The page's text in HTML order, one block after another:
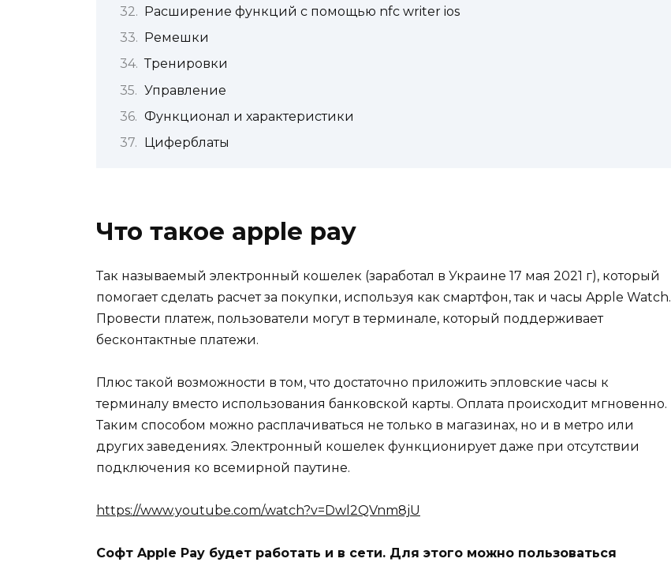
Расширение функций с помощью nfc writer ios
Ремешки
Тренировки
Управление
Функционал и характеристики
Циферблаты
Что такое apple pay
Так называемый электронный кошелек (заработал в Украине 17 мая 2021 г), который
помогает сделать расчет за покупки, используя как смартфон, так и часы Apple Watch.
Провести платеж, пользователи могут в терминале, который поддерживает
бесконтактные платежи.
Плюс такой возможности в том, что достаточно приложить эпловские часы к
терминалу вместо использования банковской карты. Оплата происходит мгновенно.
Таким способом можно расплачиваться не только в магазинах, но и в метро или
других заведениях. Электронный кошелек функционирует даже при отсутствии
подключения ко всемирной паутине.
https://www.youtube.com/watch?v=Dwl2QVnm8jU
Софт Apple Pay будет работать и в сети. Для этого можно пользоваться